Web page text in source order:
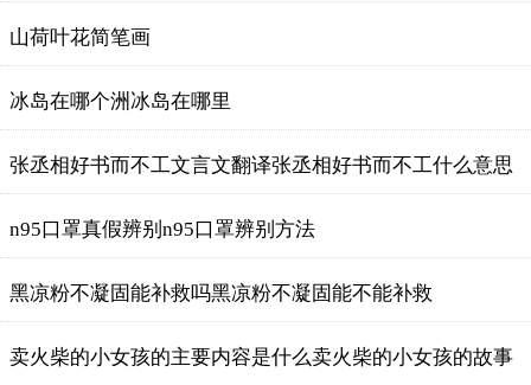
山荷叶花简笔画
冰岛在哪个洲冰岛在哪里
张丞相好书而不工文言文翻译张丞相好书而不工什么意思
n95口罩真假辨别n95口罩辨别方法
黑凉粉不凝固能补救吗黑凉粉不凝固能不能补救
卖火柴的小女孩的主要内容是什么卖火柴的小女孩的故事